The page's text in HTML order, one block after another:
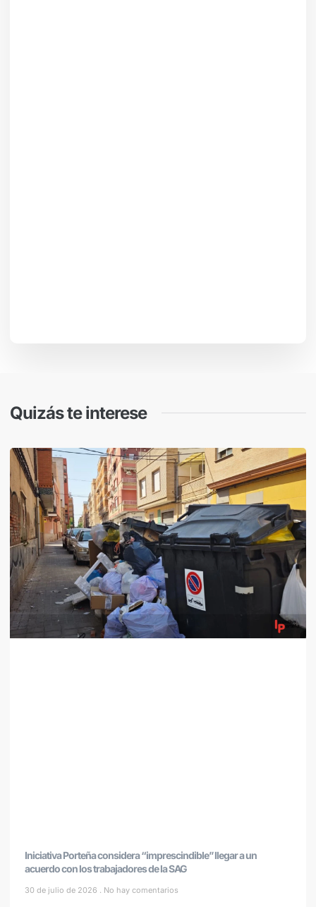
Quizás te interese
Iniciativa Porteña considera “imprescindible” llegar a un
acuerdo con los trabajadores de la SAG
30 de julio de 2026 No hay comentarios